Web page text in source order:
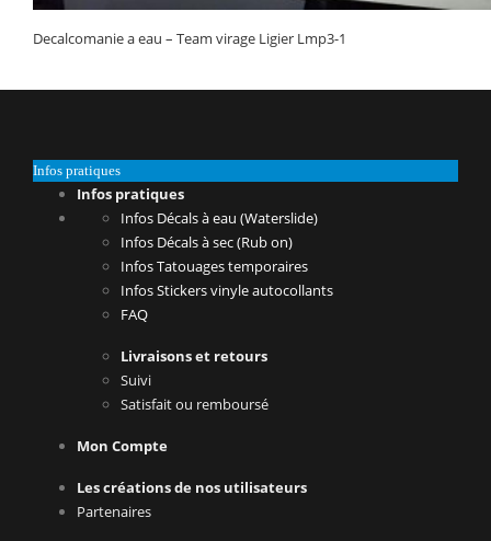
Decalcomanie a eau – Team virage Ligier Lmp3-1
Infos pratiques
Infos pratiques
Infos Décals à eau (Waterslide)
Infos Décals à sec (Rub on)
Infos Tatouages temporaires
Infos Stickers vinyle autocollants
FAQ
Livraisons et retours
Suivi
Satisfait ou remboursé
Mon Compte
Les créations de nos utilisateurs
Partenaires